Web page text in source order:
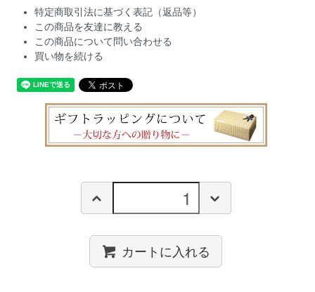
特定商取引法に基づく表記（返品等）
この商品を友達に教える
この商品について問い合わせる
買い物を続ける
カートに入れる